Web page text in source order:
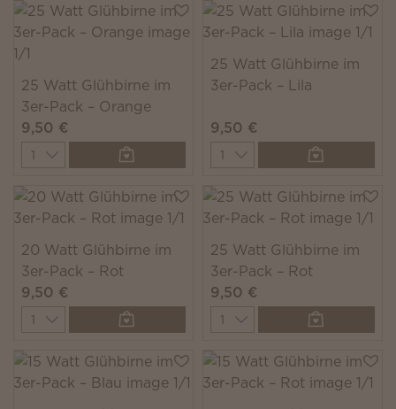
25 Watt Glühbirne im
3er-Pack – Orange
9,50 €
Quantity
25 Watt Glühbirne im
3er-Pack – Lila
9,50 €
Quantity
20 Watt Glühbirne im
3er-Pack – Rot
9,50 €
Quantity
25 Watt Glühbirne im
3er-Pack – Rot
9,50 €
Quantity